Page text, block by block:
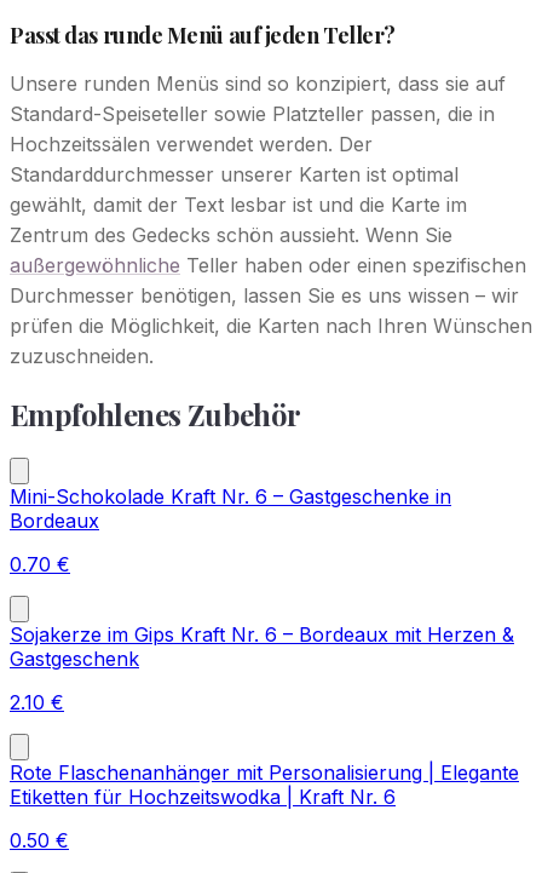
Passt das runde Menü auf jeden Teller?
Unsere runden Menüs sind so konzipiert, dass sie auf
Standard-Speiseteller sowie Platzteller passen, die in
Hochzeitssälen verwendet werden. Der
Standarddurchmesser unserer Karten ist optimal
gewählt, damit der Text lesbar ist und die Karte im
Zentrum des Gedecks schön aussieht. Wenn Sie
außergewöhnliche Teller haben oder einen spezifischen
Durchmesser benötigen, lassen Sie es uns wissen – wir
prüfen die Möglichkeit, die Karten nach Ihren Wünschen
zuzuschneiden.
Empfohlenes Zubehör
Mini-Schokolade Kraft Nr. 6 – Gastgeschenke in
Bordeaux
0.70 €
Sojakerze im Gips Kraft Nr. 6 – Bordeaux mit Herzen &
Gastgeschenk
2.10 €
Rote Flaschenanhänger mit Personalisierung | Elegante
Etiketten für Hochzeitswodka | Kraft Nr. 6
0.50 €